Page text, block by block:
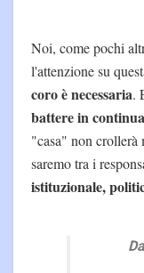
Noi, come pochi
l'attenzione su
coro è necessaria.
battere in
"casa" non crollerà
saremo tra i
istituzionale,